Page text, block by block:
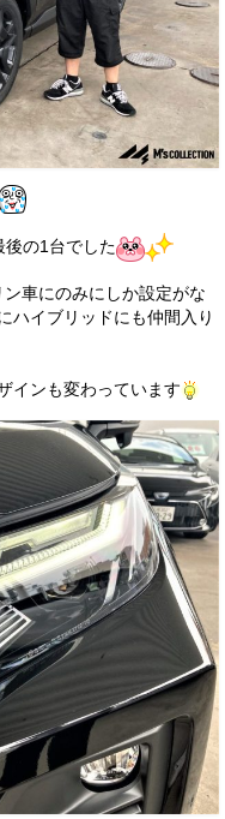
後の1台でした
車にのみにしか設定がな
ハイブリッドにも仲間入り
インも変わっています